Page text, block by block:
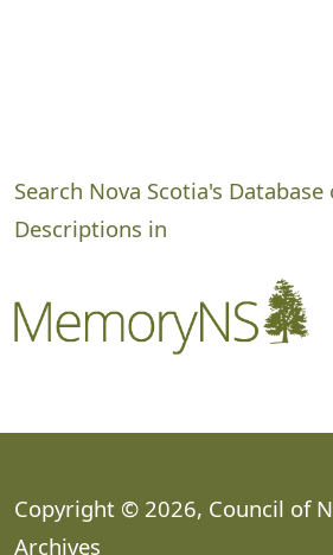
Search Nova Scotia's
Descriptions in
Copyright © 2026, Council of
Archives